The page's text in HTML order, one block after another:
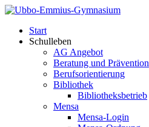
Start
Schulleben
AG Angebot
Beratung und Prävention
Berufsorientierung
Bibliothek
Bibliotheksbetrieb
Mensa
Mensa-Login